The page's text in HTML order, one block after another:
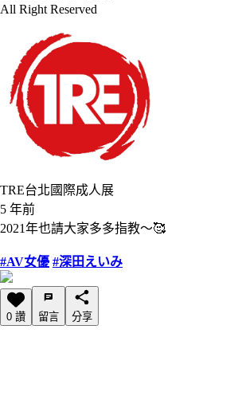
All Right Reserved
TRE台北國際成人展
5 年前
2021年也請大家多多指教～🥰
#AV女優 #深田えいみ
0 讚 留言 分享